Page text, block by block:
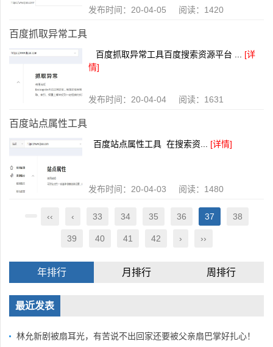
发布时间：20-04-05 阅读：1420
百度抓取异常工具
百度抓取异常工具百度搜索资源平台 ... [详
情]
发布时间：20-04-04 阅读：1631
百度站点属性工具
百度站点属性工具 在搜索资... [详情]
发布时间：20-04-03 阅读：1480
‹‹ ‹ 33 34 35 36 37 38
39 40 41 42 › ››
年排行 月排行 周排行
最近发表
林允新剧被扇耳光，有苦说不出回家还要被父亲扇巴掌好扎心！